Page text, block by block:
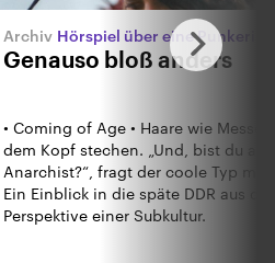
Hörspiel über eine Punkerin in
Genauso bloß anders
• Coming of Age • Haare wie
dem Kopf stechen. „Und, bist du
Anarchist?“, fragt der coole Typ mit
Ein Einblick in die späte DDR aus der
Perspektive einer Subkultur.